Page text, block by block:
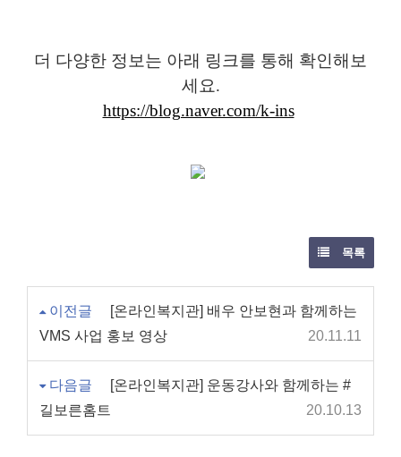
더 다양한 정보는 아래 링크를 통해 확인해보
세요.
https://blog.naver.com/k-ins
목록
이전글
[온라인복지관] 배우 안보현과 함께하는
VMS 사업 홍보 영상
20.11.11
다음글
[온라인복지관] 운동강사와 함께하는 #
길보른홈트
20.10.13